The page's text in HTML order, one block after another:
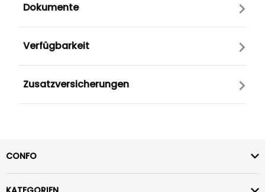
Dokumente
Verfügbarkeit
Zusatzversicherungen
CONFO